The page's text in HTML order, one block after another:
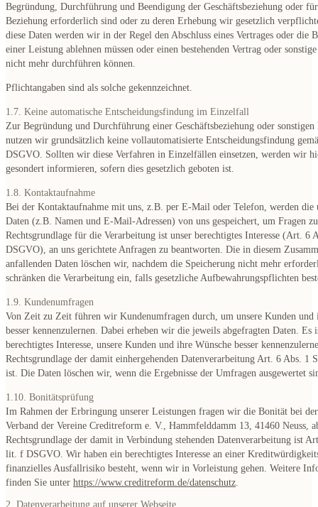
Begründung, Durchführung und Beendigung der Geschäftsbeziehung oder
Beziehung erforderlich sind oder zu deren Erhebung wir gesetzlich
diese Daten werden wir in der Regel den Abschluss eines Vertrages oder die
einer Leistung ablehnen müssen oder einen bestehenden Vertrag oder
nicht mehr durchführen können.
Pflichtangaben sind als solche gekennzeichnet.
1.7. Keine automatische Entscheidungsfindung im Einzelfall
Zur Begründung und Durchführung einer Geschäftsbeziehung oder sonstigen
nutzen wir grundsätzlich keine vollautomatisierte Entscheidungsfindung
DSGVO. Sollten wir diese Verfahren in Einzelfällen einsetzen, werden wir
gesondert informieren, sofern dies gesetzlich geboten ist.
1.8. Kontaktaufnahme
Bei der Kontaktaufnahme mit uns, z.B. per E-Mail oder Telefon, werden die
Daten (z.B. Namen und E-Mail-Adressen) von uns gespeichert, um Fragen
Rechtsgrundlage für die Verarbeitung ist unser berechtigtes Interesse (Art. 6
DSGVO), an uns gerichtete Anfragen zu beantworten. Die in diesem
anfallenden Daten löschen wir, nachdem die Speicherung nicht mehr
schränken die Verarbeitung ein, falls gesetzliche Aufbewahrungspflichten
1.9. Kundenumfragen
Von Zeit zu Zeit führen wir Kundenumfragen durch, um unsere Kunden und
besser kennenzulernen. Dabei erheben wir die jeweils abgefragten Daten. Es
berechtigtes Interesse, unsere Kunden und ihre Wünsche besser
Rechtsgrundlage der damit einhergehenden Datenverarbeitung Art. 6 Abs. 1
ist. Die Daten löschen wir, wenn die Ergebnisse der Umfragen ausgewertet
1.10. Bonitätsprüfung
Im Rahmen der Erbringung unserer Leistungen fragen wir die Bonität bei
Verband der Vereine Creditreform e. V., Hammfelddamm 13, 41460 Neuss,
Rechtsgrundlage der damit in Verbindung stehenden Datenverarbeitung ist
lit. f DSGVO. Wir haben ein berechtigtes Interesse an einer
finanzielles Ausfallrisiko besteht, wenn wir in Vorleistung gehen. Weitere
finden Sie unter https://www.creditreform.de/datenschutz
2. Datenverarbeitung auf unserer Webseite